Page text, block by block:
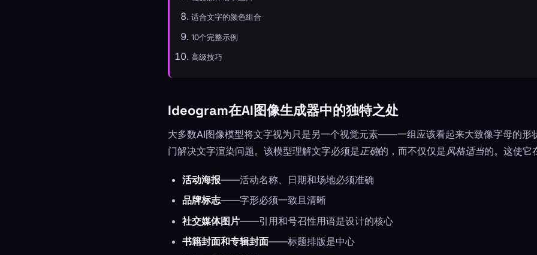
适合文字的颜色组合
10个完整示例
高级技巧
Ideogram在AI图像生成器中的独特之处
大多数AI图像模型将文字视为只是另一个视觉元素——一组应该看起来大致像字母的形
门解决文字渲染问题。该模型理解文字必须是 正确的，而不仅仅是风格适当的。这使它
活动海报——活动名称、日期和场地必须准确
品牌标志——字形必须一致且清晰
社交媒体图片——引用和号召性用语是设计的核心
书籍封面和专辑封面——标题排版是中心